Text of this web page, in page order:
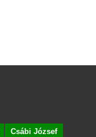
Csábi József